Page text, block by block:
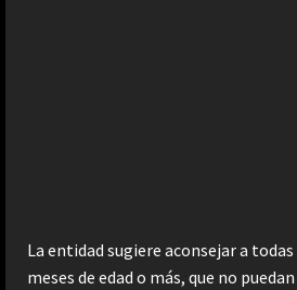
La entidad sugiere aconsejar a
meses de edad o más, que no